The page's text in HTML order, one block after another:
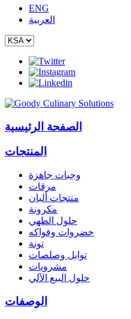
ENG
العربية
الصفحة الرئيسية
المنتجات
وجبات جاهزة
مرقات
منتجات ألبان
مكرونة
حلول الطهي
خضروات وفواكه
تونة
توابل وصلصات
مشروبات
حلول البيع الآلي
الوصفات